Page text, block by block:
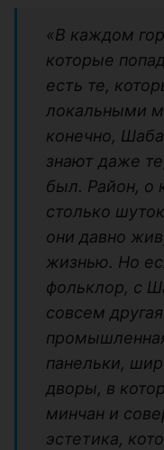
«В каждом
которые
есть те,
локальными
конечно,
знают даже
был. Район, о
столько
они давно
жизнью. Но
фольклор, с
совсем
панельки,
дворы, в
минчан и
эстетика,